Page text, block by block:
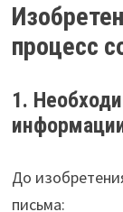
процесс
1.
До
письма: